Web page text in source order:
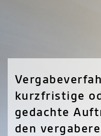
kurzfristige
gedachte
den